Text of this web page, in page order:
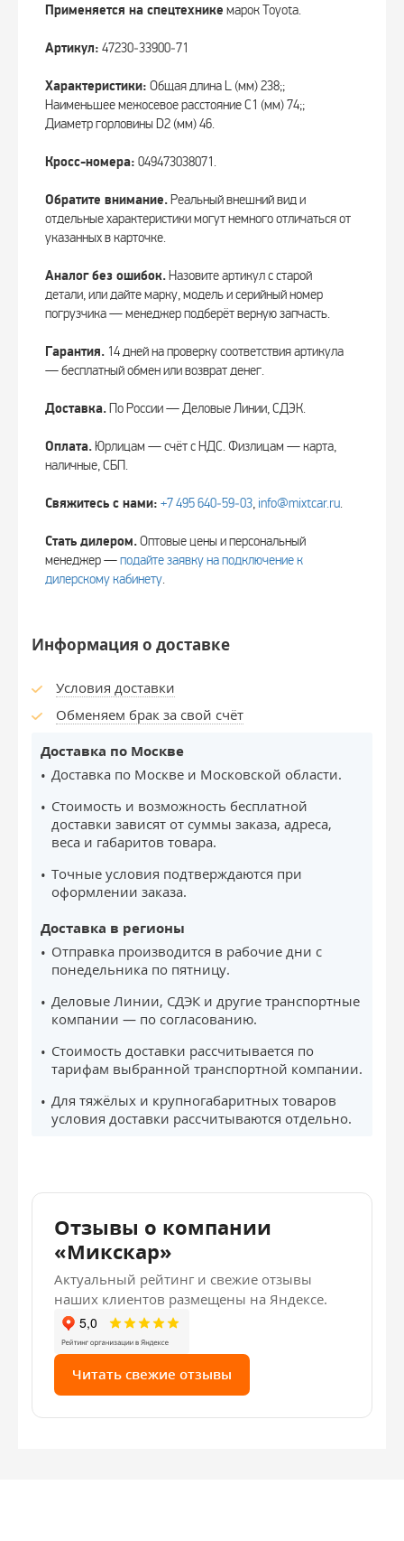
Применяется на спецтехнике марок Toyota.
Артикул: 47230‑33900‑71
Характеристики: Общая длина L (мм) 238;;
Наименьшее межосевое расстояние C1 (мм) 74;;
Диаметр горловины D2 (мм) 46.
Кросс-номера: 049473038071.
Обратите внимание.Реальный внешний вид и
отдельные характеристики могут немного отличаться от
указанных в карточке.
Аналог без ошибок.Назовите артикул с старой
детали, или дайте марку, модель и серийный номер
погрузчика — менеджер подберёт верную запчасть.
Гарантия. 14 дней на проверку соответствия артикула
— бесплатный обмен или возврат денег.
Доставка.По России — Деловые Линии, СДЭК.
Оплата. Юрлицам — счёт с НДС. Физлицам — карта,
наличные, СБП.
Свяжитесь с нами: +7 495 640‑59‑03, info@mixtcar.ru.
Стать дилером.Оптовые цены и персональный
менеджер —подайте заявку на подключение к
дилерскому кабинету.
Информация о доставке
Условия доставки
Обменяем брак за свой счёт
Доставка по Москве
Доставка по Москве и Московской области.
Стоимость и возможность бесплатной
доставки зависят от суммы заказа, адреса,
веса и габаритов товара.
Точные условия подтверждаются при
оформлении заказа.
Доставка в регионы
Отправка производится в рабочие дни с
понедельника по пятницу.
Деловые Линии, СДЭК и другие транспортные
компании — по согласованию.
Стоимость доставки рассчитывается по
тарифам выбранной транспортной компании.
Для тяжёлых и крупногабаритных товаров
условия доставки рассчитываются отдельно.
Отзывы о компании
«Микскар»
Актуальный рейтинг и свежие отзывы
наших клиентов размещены на Яндексе.
Читать свежие отзывы